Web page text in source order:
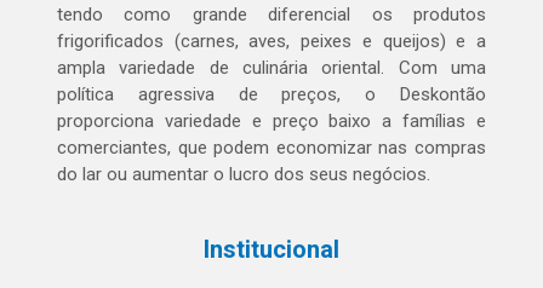
tendo como grande diferencial os produtos
frigorificados (carnes, aves, peixes e queijos) e a
ampla variedade de culinária oriental. Com uma
política agressiva de preços, o Deskontão
proporciona variedade e preço baixo a famílias e
comerciantes, que podem economizar nas compras
do lar ou aumentar o lucro dos seus negócios.
Institucional